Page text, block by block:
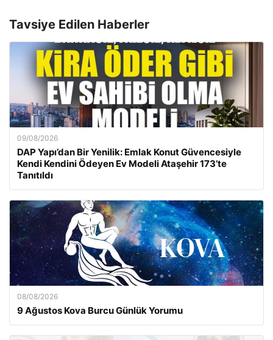
Tavsiye Edilen Haberler
09/08/2026
DAP Yapı’dan Bir Yenilik: Emlak Konut Güvencesiyle
Kendi Kendini Ödeyen Ev Modeli Ataşehir 173’te
Tanıtıldı
08/08/2026
9 Ağustos Kova Burcu Günlük Yorumu